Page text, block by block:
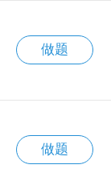
做题
做题